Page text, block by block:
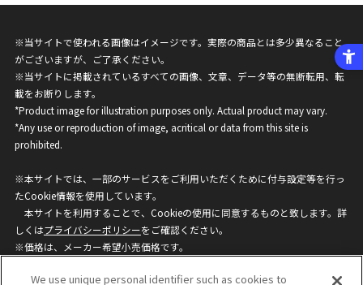
※当サイトで使われる画像はイメージです。実際の商品とは多少異なること
がございますが、ご了承ください。
※当サイトに掲載されているすべての画像、文章、データ等の無断転用、転
載をお断りします。
*Product image for illustration purposes only. Actual product may vary.
*Any use or reproduction of image, acritical or data from this site is
prohibited.
※本サイトでは、一部のサービスをご利用いただくために付与設定等を行っ
たCookie情報を使用しています。
本サイトを利用することで、Cookieの使用に同意するものと致します。詳
しくはプライバシーポリシーをご確認ください。
※価格は、メーカー希望小売価格です。
ざいますのでご了承ください。
We use unique personal identifier such as cookies to